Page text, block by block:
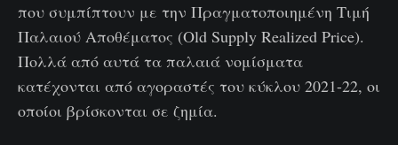
που συμπίπτουν με την Πραγματοποιημένη Τιμή
Παλαιού Αποθέματος (Old Supply Realized Price).
Πολλά από αυτά τα παλαιά νομίσματα
κατέχονται από αγοραστές του κύκλου 2021-22, οι
οποίοι βρίσκονται σε ζημία.